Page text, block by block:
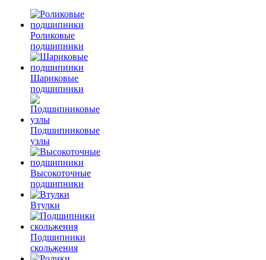
Роликовые
подшипники
Шариковые
подшипники
Подшипниковые
узлы
Высокоточные
подшипники
Втулки
Подшипники
скольжения